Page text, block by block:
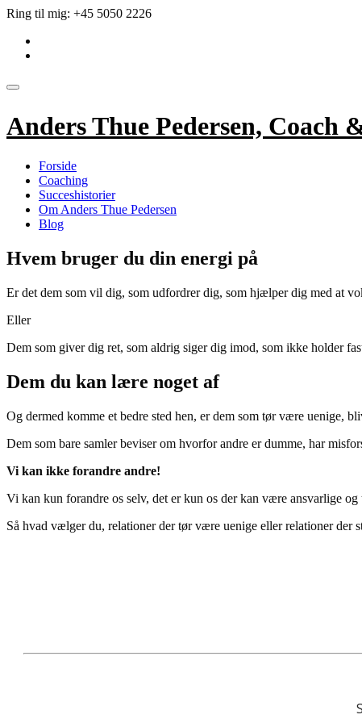
Videre
indhold
Ring til mig: +45 5050 2226
Skift
Anders Thue Pedersen, Coach
Forside
Coaching
Succeshistorier
Om Anders Thue Pedersen
Blog
Hvem bruger du din energi på
Er det dem som vil dig, som udfordrer dig, som hjælper dig med at
Eller
Dem som giver dig ret, som aldrig siger dig imod, som ikke holder
Dem du kan lære noget af
Og dermed komme et bedre sted hen, er dem som tør være uenige,
Dem som bare samler beviser om hvorfor andre er dumme, har
Vi kan ikke forandre andre!
Vi kan kun forandre os selv, det er kun os der kan være ansvarlige og
Så hvad vælger du, relationer der tør være uenige eller relationer der